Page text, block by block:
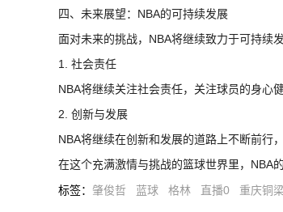
四、未来展望：NBA的可持续发展
面对未来的挑战，NBA将继续致力于可持续
1. 社会责任
NBA将继续关注社会责任，关注球员的身心
2. 创新与发展
NBA将继续在创新和发展的道路上不断前行
在这个充满激情与挑战的篮球世界里，NBA
标签： 肇俊哲 蓝球 格林 直播0 重庆铜